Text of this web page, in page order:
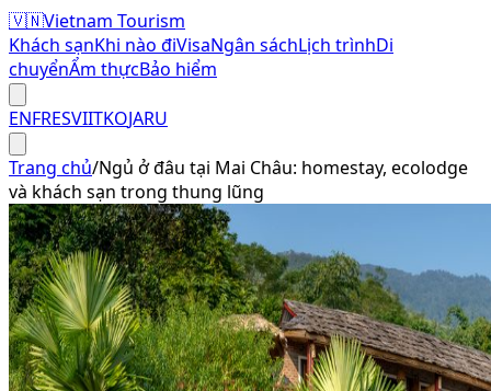
🇻🇳Vietnam Tourism
Khách sạnKhi nào điVisaNgân sáchLịch trìnhDi
chuyểnẨm thựcBảo hiểm
ENFRESVIITKOJARU
Trang chủ/Ngủ ở đâu tại Mai Châu: homestay, ecolodge
và khách sạn trong thung lũng